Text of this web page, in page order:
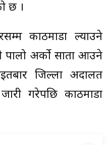
छ ।
काठमाडौं ल्याउने
पालो अर्को साता आउने
जिल्ला अदालत
गरेपछि काठमाडौं